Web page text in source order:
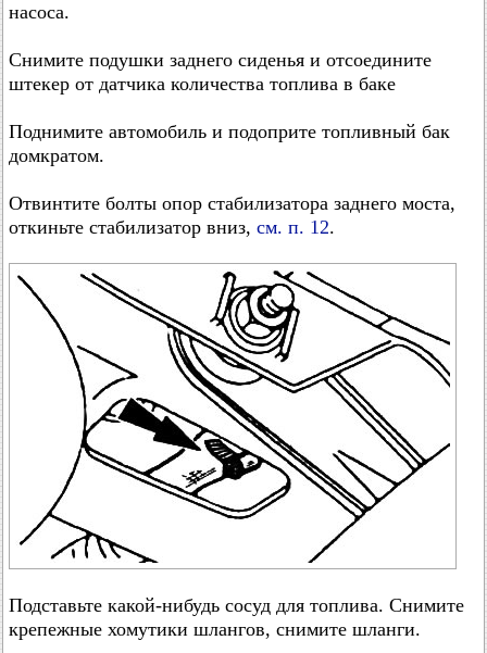
насоса.
Снимите подушки заднего сиденья и отсоедините
штекер от датчика количества топлива в баке
Поднимите автомобиль и подоприте топливный бак
домкратом.
Отвинтите болты опор стабилизатора заднего моста,
откиньте стабилизатор вниз, см. п. 12.
Подставьте какой-нибудь сосуд для топлива. Снимите
крепежные хомутики шлангов, снимите шланги.